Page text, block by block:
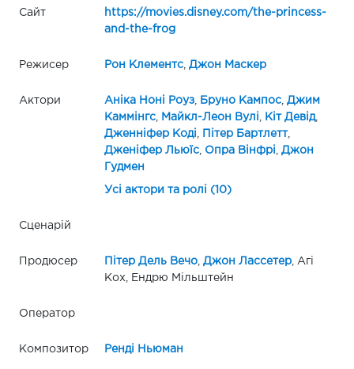
Сайт
https://movies.disney.com/the-princess-
and-the-frog
Режисер Рон Клементс, Джон Маскер
Актори Аніка Ноні Роуз, Бруно Кампос, Джим
Каммінгс, Майкл-Леон Вулі Кіт Девід,
Дженніфер Коді
Пітер Бартлетт,
Дженіфер Льюїс, Опра Вінфрі
Джон
Гудмен
Усі актори та ролі (10)
Сценарій
Продюсер Пітер Дель Вечо, Джон Лассетер, Агі
Кох, Ендрю Мільштейн
Оператор
Композитор Ренді Ньюман